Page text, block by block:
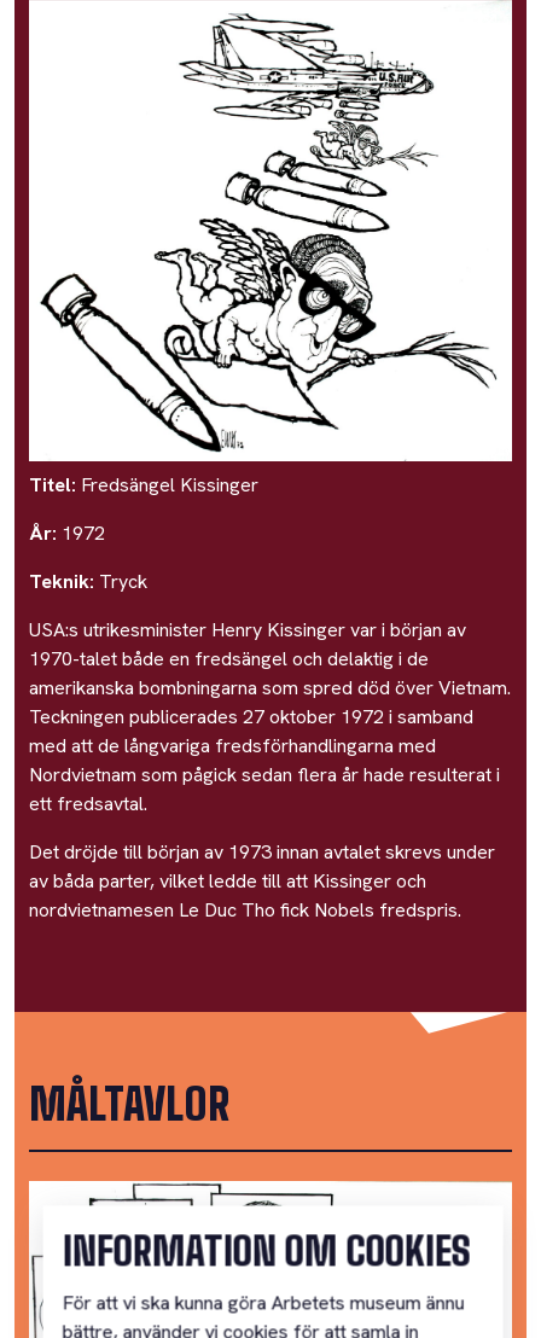
Titel: Fredsängel Kissinger
År: 1972
Teknik: Tryck
USA:s utrikesminister Henry Kissinger var i början av
1970-talet både en fredsängel och delaktig i de
amerikanska bombningarna som spred död över Vietnam.
Teckningen publicerades 27 oktober 1972 i samband
med att de långvariga fredsförhandlingarna med
Nordvietnam som pågick sedan flera år hade resulterat i
ett fredsavtal.
Det dröjde till början av 1973 innan avtalet skrevs under
av båda parter, vilket ledde till att Kissinger och
nordvietnamesen Le Duc Tho fick Nobels fredspris.
MÅLTAVLOR
INFORMATION OM COOKIES
För att vi ska kunna göra Arbetets museum ännu
bättre, använder vi cookies för att samla in